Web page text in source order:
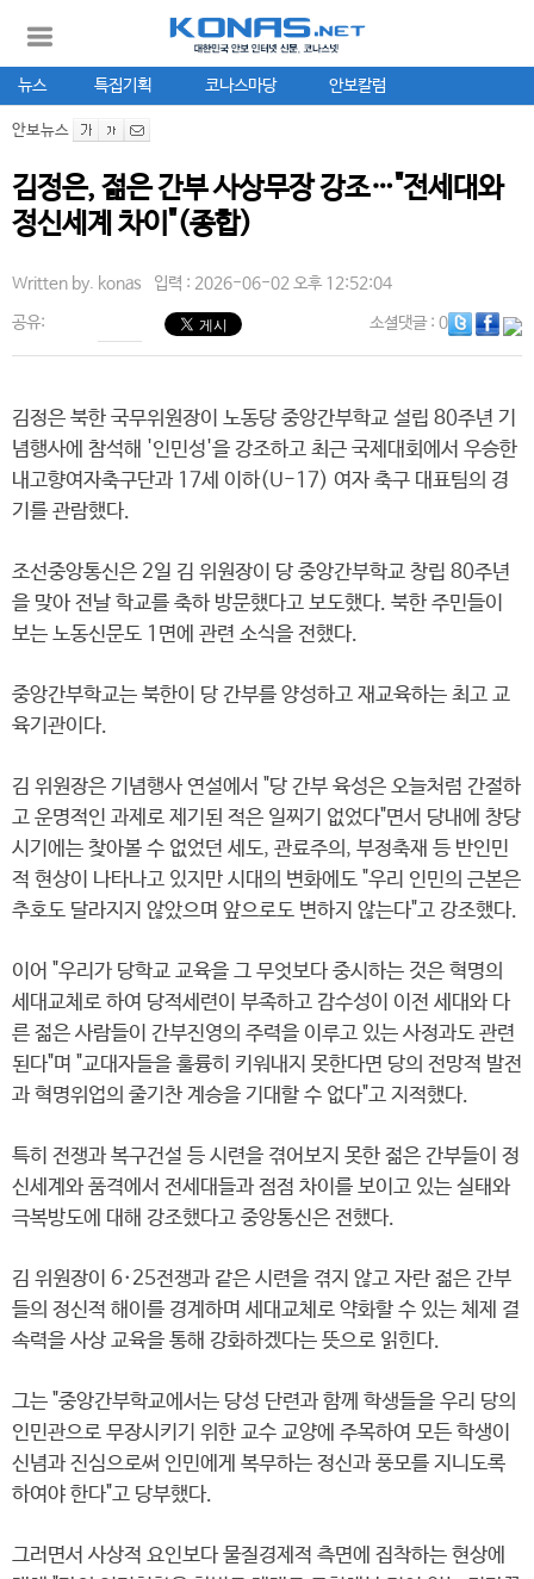
뉴스 특집기획 코나스마당 안보칼럼
안보뉴스
김정은, 젊은 간부 사상무장 강조…"전세대와
정신세계 차이"(종합)
Written by. konas 입력 : 2026-06-02 오후 12:52:04
공유: 소셜댓글: 0
김정은 북한 국무위원장이 노동당 중앙간부학교 설립 80주년 기
념행사에 참석해 '인민성'을 강조하고 최근 국제대회에서 우승한
내고향여자축구단과 17세 이하(U-17) 여자 축구 대표팀의 경
기를 관람했다.
조선중앙통신은 2일 김 위원장이 당 중앙간부학교 창립 80주년
을 맞아 전날 학교를 축하 방문했다고 보도했다. 북한 주민들이
보는 노동신문도 1면에 관련 소식을 전했다.
중앙간부학교는 북한이 당 간부를 양성하고 재교육하는 최고 교
육기관이다.
김 위원장은 기념행사 연설에서 "당 간부 육성은 오늘처럼 간절하
고 운명적인 과제로 제기된 적은 일찌기 없었다"면서 당내에 창당
시기에는 찾아볼 수 없었던 세도, 관료주의, 부정축재 등 반인민
적 현상이 나타나고 있지만 시대의 변화에도 "우리 인민의 근본은
추호도 달라지지 않았으며 앞으로도 변하지 않는다"고 강조했다.
이어 "우리가 당학교 교육을 그 무엇보다 중시하는 것은 혁명의
세대교체로 하여 당적세련이 부족하고 감수성이 이전 세대와 다
른 젊은 사람들이 간부진영의 주력을 이루고 있는 사정과도 관련
된다"며 "교대자들을 훌륭히 키워내지 못한다면 당의 전망적 발전
과 혁명위업의 줄기찬 계승을 기대할 수 없다"고 지적했다.
특히 전쟁과 복구건설 등 시련을 겪어보지 못한 젊은 간부들이 정
신세계와 품격에서 전세대들과 점점 차이를 보이고 있는 실태와
극복방도에 대해 강조했다고 중앙통신은 전했다.
김 위원장이 6·25전쟁과 같은 시련을 겪지 않고 자란 젊은 간부
들의 정신적 해이를 경계하며 세대교체로 약화할 수 있는 체제 결
속력을 사상 교육을 통해 강화하겠다는 뜻으로 읽힌다.
그는 "중앙간부학교에서는 당성 단련과 함께 학생들을 우리 당의
인민관으로 무장시키기 위한 교수 교양에 주목하여 모든 학생이
신념과 진심으로써 인민에게 복무하는 정신과 풍모를 지니도록
하여야 한다"고 당부했다.
그러면서 사상적 요인보다 물질경제적 측면에 집착하는 현상에